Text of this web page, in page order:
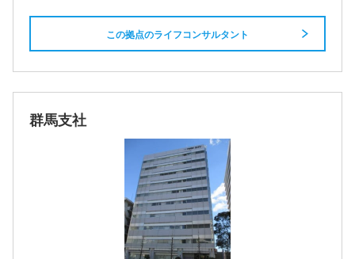
この拠点のライフコンサルタント
群馬支社